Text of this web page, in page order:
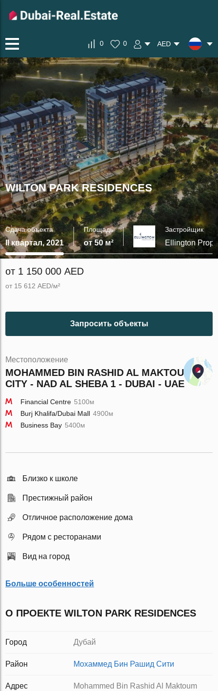
0 0 AED
WILTON PARK RESIDENCES
Сдача объекта
II квартал, 2021
Площадь
от 50 м²
Застройщик
Ellington
от 1 150 000 AED
от 15 612 AED/м²
Запросить объекты
Местоположение
MOHAMMED BIN RASHID AL MAKTOUM
CITY - NAD AL SHEBA 1 - DUBAI - UAE
Financial Centre 5100м
Burj Khalifa/Dubai Mall 4900м
Business Bay 5400м
Близко к школе
Престижный район
Отличное расположение дома
Рядом с ресторанами
Вид на город
Больше особенностей
О ПРОЕКТЕ WILTON PARK RESIDENCES
Город Дубай
Район Мохаммед Бин Рашид Сити
Адрес
Mohammed Bin Rashid Al Maktoum